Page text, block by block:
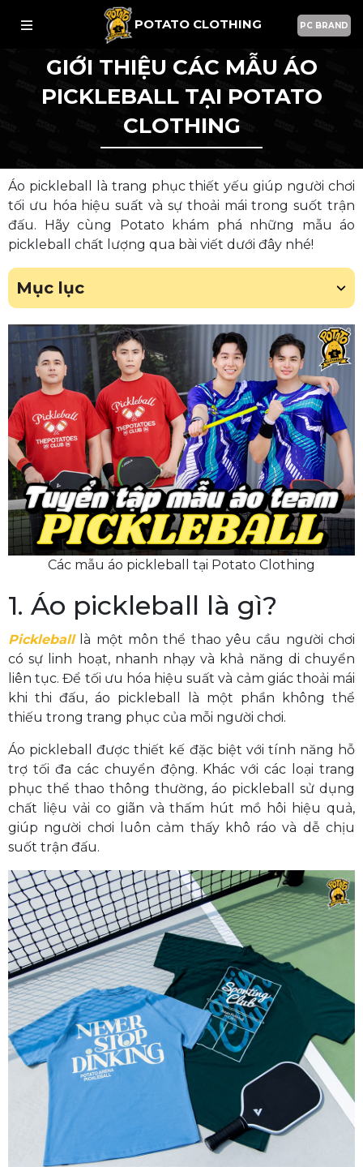
POTATO CLOTHING PC BRAND
GIỚI THIỆU CÁC MẪU ÁO
PICKLEBALL TẠI POTATO
CLOTHING
Áo pickleball là trang phục thiết yếu giúp người chơi
tối ưu hóa hiệu suất và sự thoải mái trong suốt trận
đấu. Hãy cùng Potato khám phá những mẫu áo
pickleball chất lượng qua bài viết dưới đây nhé!
Mục lục
Các mẫu áo pickleball tại Potato Clothing
1. Áo pickleball là gì?
Pickleballlà một môn thể thao yêu cầu người chơi
có sự linh hoạt, nhanh nhạy và khả năng di chuyển
liên tục. Để tối ưu hóa hiệu suất và cảm giác thoải mái
khi thi đấu, áo pickleball là một phần không thể
thiếu trong trang phục của mỗi người chơi.
Áo pickleball được thiết kế đặc biệt với tính năng hỗ
trợ tối đa các chuyển động. Khác với các loại trang
phục thể thao thông thường, áo pickleball sử dụng
chất liệu vải co giãn và thấm hút mồ hôi hiệu quả,
giúp người chơi luôn cảm thấy khô ráo và dễ chịu
suốt trận đấu.